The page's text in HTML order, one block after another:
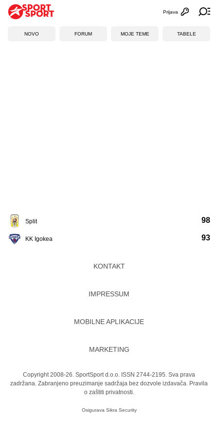
Otvori
Prijava
NOVO FORUM MOJE TEME TABELE
Split
KK Igokea
98
93
KONTAKT
IMPRESSUM
MOBILNE APLIKACIJE
MARKETING
Copyright 2008-26. SportSport d.o.o. ISSN 2744-2195. Sva prava
zadržana. Zabranjeno preuzimanje sadržaja bez dozvole izdavača. Pravila
o zaštiti privatnosti.
Osigurava Sikra Security